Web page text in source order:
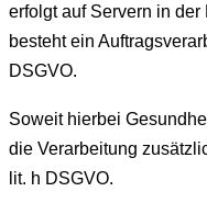
erfolgt auf Servern in
besteht ein
DSGVO.
Soweit hierbei
die Verarbeitung
lit. h DSGVO.